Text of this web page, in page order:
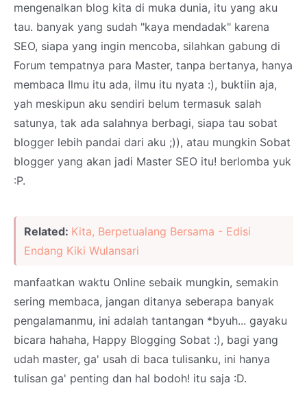
mengenalkan blog kita di muka dunia, itu yang aku
tau. banyak yang sudah "kaya mendadak" karena
SEO, siapa yang ingin mencoba, silahkan gabung di
Forum tempatnya para Master, tanpa bertanya, hanya
membaca Ilmu itu ada, ilmu itu nyata :), buktiin aja,
yah meskipun aku sendiri belum termasuk salah
satunya, tak ada salahnya berbagi, siapa tau sobat
blogger lebih pandai dari aku ;)), atau mungkin Sobat
blogger yang akan jadi Master SEO itu! berlomba yuk
:P.
Related: Kita, Berpetualang Bersama - Edisi
Endang Kiki Wulansari
manfaatkan waktu Online sebaik mungkin, semakin
sering membaca, jangan ditanya seberapa banyak
pengalamanmu, ini adalah tantangan *byuh... gayaku
bicara hahaha, Happy Blogging Sobat :), bagi yang
udah master, ga' usah di baca tulisanku, ini hanya
tulisan ga' penting dan hal bodoh! itu saja :D.